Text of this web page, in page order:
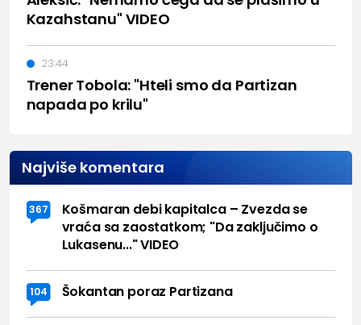
Kazahstanu" VIDEO
Trener Tobola: "Hteli smo da Partizan
napada po krilu"
23:44
Najviše komentara
367
Košmaran debi kapitalca – Zvezda se
vraća sa zaostatkom; "Da zaključimo o
Lukasenu..." VIDEO
104 Šokantan poraz Partizana